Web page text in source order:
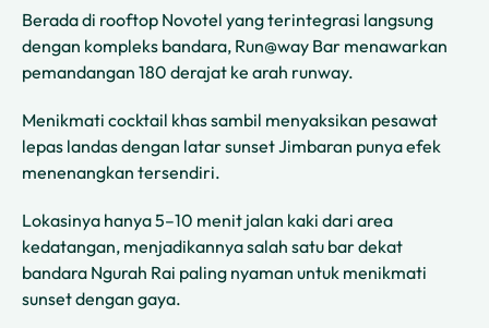
Berada di rooftop Novotel yang terintegrasi langsung
dengan kompleks bandara, Run@way Bar menawarkan
pemandangan 180 derajat ke arah runway.
Menikmati cocktail khas sambil menyaksikan pesawat
lepas landas dengan latar sunset Jimbaran punya efek
menenangkan tersendiri.
Lokasinya hanya 5–10 menit jalan kaki dari area
kedatangan, menjadikannya salah satu bar dekat
bandara Ngurah Rai paling nyaman untuk menikmati
sunset dengan gaya.